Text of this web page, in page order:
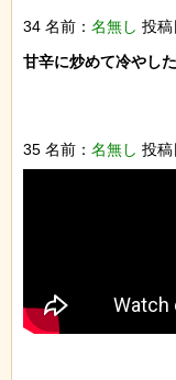
34 名前： 名無し 投
甘辛に炒めて冷やし
35 名前： 名無し 投